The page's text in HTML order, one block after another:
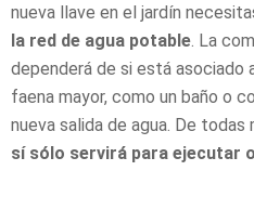
nueva llave en el jardín
la red de agua potable. La
dependerá de si está asociado
faena mayor, como un baño o
nueva salida de agua. De todas
sí sólo servirá para ejecutar